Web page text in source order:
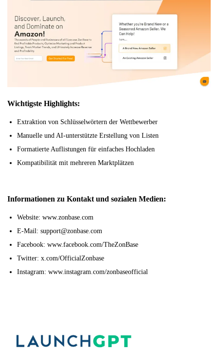
Wichtigste Highlights:
Extraktion von Schlüsselwörtern der Wettbewerber
Manuelle und AI-unterstützte Erstellung von Listen
Formatierte Auflistungen für einfaches Hochladen
Kompatibilität mit mehreren Marktplätzen
Informationen zu Kontakt und sozialen Medien:
Website: www.zonbase.com
E-Mail: support@zonbase.com
Facebook: www.facebook.com/TheZonBase
Twitter: x.com/OfficialZonbase
Instagram: www.instagram.com/zonbaseofficial